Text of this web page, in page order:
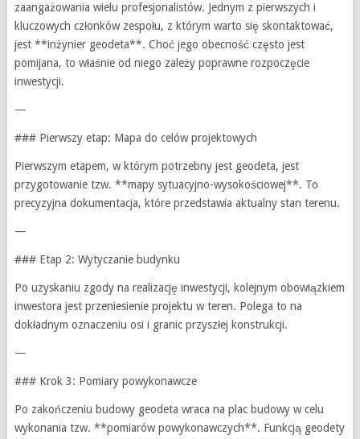
zaangażowania wielu profesjonalistów. Jednym z pierwszych i
kluczowych członków zespołu, z którym warto się skontaktować,
jest **inżynier geodeta**. Choć jego obecność często jest
pomijana, to właśnie od niego zależy poprawne rozpoczęcie
inwestycji.
—
### Pierwszy etap: Mapa do celów projektowych
Pierwszym etapem, w którym potrzebny jest geodeta, jest
przygotowanie tzw. **mapy sytuacyjno-wysokościowej**. To
precyzyjna dokumentacja, które przedstawia aktualny stan terenu.
—
### Etap 2: Wytyczanie budynku
Po uzyskaniu zgody na realizację inwestycji, kolejnym obowiązkiem
inwestora jest przeniesienie projektu w teren. Polega to na
dokładnym oznaczeniu osi i granic przyszłej konstrukcji.
—
### Krok 3: Pomiary powykonawcze
Po zakończeniu budowy geodeta wraca na plac budowy w celu
wykonania tzw. **pomiarów powykonawczych**. Funkcją geodety